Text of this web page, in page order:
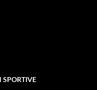
SPORTIVE